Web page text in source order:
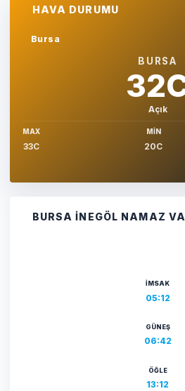
HAVA DURUMU
Sehir sec
BURSA
Açık
MAX
33C
MIN
20C
BURSA İNEGÖL NAMAZ
İMSAK
05:12
GÜNEŞ
06:42
ÖĞLE
13:12